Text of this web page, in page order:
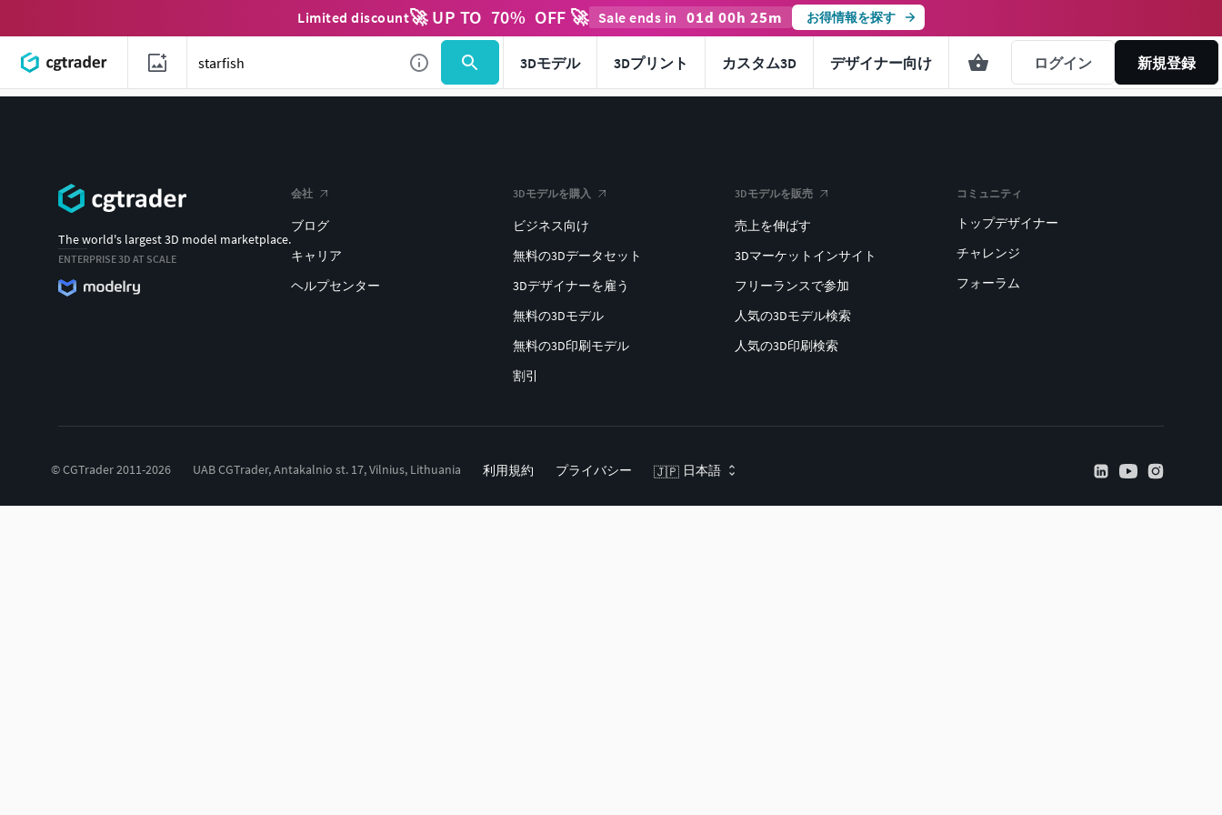
Limited discount🚀 UP TO 70% OFF 🚀 Sale ends in 01d 00h 25m お得情報を探す
3Dモデル 3Dプリント カスタム3D デザイナー向け ログイン 新規登録
The world's largest 3D model marketplace.
ENTERPRISE 3D AT SCALE
会社
ブログ
キャリア
ヘルプセンター
3Dモデルを購入
ビジネス向け
無料の3Dデータセット
3Dデザイナーを雇う
無料の3Dモデル
無料の3D印刷モデル
割引
3Dモデルを販売
売上を伸ばす
3Dマーケットインサイト
フリーランスで参加
人気の3Dモデル検索
人気の3D印刷検索
コミュニティ
トップデザイナー
チャレンジ
フォーラム
© CGTrader 2011-2026 UAB CGTrader, Antakalnio st. 17, Vilnius, Lithuania 利用規約 プライバシー 🇯🇵 日本語